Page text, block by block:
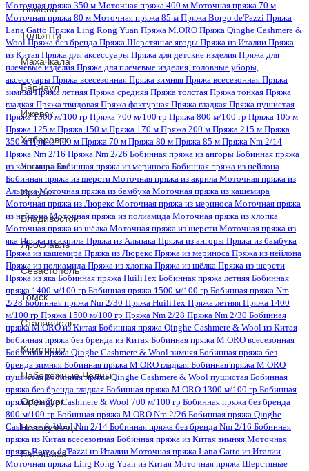
Моточная пряжа 350 м Моточная пряжа 400 м Моточная пряжа 70 м
Моточная пряжа 80 м Моточная пряжа 85 м Пряжа Borgo de'Pazzi Пряжа
Lana Gatto Пряжа Ling Rong Yuan Пряжа M.ORO Пряжа Qinghe Cashmere &
Wool Пряжа без бренда Пряжа Шерстяные ягоды Пряжа из Италии Пряжа
из Китая Пряжа для аксессуары Пряжа для детские изделия Пряжа для
плечевые изделия Пряжа для плечевые изделия, головные уборы,
аксессуары Пряжа всесезонная Пряжа зимняя Пряжа всесезонная Пряжа
зимняяПряжа летняя Пряжа средняя Пряжа толстая Пряжа тонкая Пряжа
гладкая Пряжа твидовая Пряжа фактурная Пряжа гладкая Пряжа пушистая
Пряжа 1300 м/100 гр Пряжа 700 м/100 гр Пряжа 800 м/100 гр Пряжа 105 м
Пряжа 125 м Пряжа 150 м Пряжа 170 м Пряжа 200 м Пряжа 215 м Пряжа
350 мПряжа 400 м Пряжа 70 м Пряжа 80 м Пряжа 85 м Пряжа Nm 2/14
Пряжа Nm 2/16 Пряжа Nm 2/26 Бобинная пряжа из ангоры Бобинная пряжа
из кашемираБобинная пряжа из мериноса Бобинная пряжа из нейлона
Бобинная пряжа из шерсти Моточная пряжа из акрила Моточная пряжа из
АльпакаМоточная пряжа из бамбука Моточная пряжа из кашемира
Моточная пряжа из Люрекс Моточная пряжа из мериноса Моточная пряжа
из нейлонаМоточная пряжа из полиамида Моточная пряжа из хлопка
Моточная пряжа из шёлка Моточная пряжа из шерсти Моточная пряжа из
яка Пряжа из акрила Пряжа из Альпака Пряжа из ангоры Пряжа из бамбука
Пряжа из кашемира Пряжа из Люрекс Пряжа из мериноса Пряжа из нейлона
Пряжа из полиамида Пряжа из хлопка Пряжа из шёлка Пряжа из шерсти
Пряжа из яка Бобинная пряжа HuiliTex Бобинная пряжа летняя Бобинная
пряжа 1400 м/100 гр Бобинная пряжа 1500 м/100 гр Бобинная пряжа Nm
2/28Бобинная пряжа Nm 2/30 Пряжа HuiliTex Пряжа летняя Пряжа 1400
м/100 гр Пряжа 1500 м/100 гр Пряжа Nm 2/28 Пряжа Nm 2/30 Бобинная
пряжа M.ORO из Китая Бобинная пряжа Qinghe Cashmere & Wool из Китая
Бобинная пряжа без бренда из Китая Бобинная пряжа M.ORO всесезонная
Бобинная пряжа Qinghe Cashmere & Wool зимняя Бобинная пряжа без
бренда зимняя Бобинная пряжа M.ORO гладкая Бобинная пряжа M.ORO
пушистаяБобинная пряжа Qinghe Cashmere & Wool пушистая Бобинная
пряжа без бренда гладкая Бобинная пряжа M.ORO 1300 м/100 гр Бобинная
пряжа Qinghe Cashmere & Wool 700 м/100 гр Бобинная пряжа без бренда
800 м/100 гр Бобинная пряжа M.ORO Nm 2/26 Бобинная пряжа Qinghe
Cashmere & Wool Nm 2/14 Бобинная пряжа без бренда Nm 2/16 Бобинная
пряжа из Китая всесезонная Бобинная пряжа из Китая зимняя Моточная
пряжа Borgo de'Pazzi из Италии Моточная пряжа Lana Gatto из Италии
Моточная пряжа Ling Rong Yuan из Китая Моточная пряжа Шерстяные
Тюмень
Тольятти
Махачкала
Барнаул
Ижевск
Хабаровск
Ульяновск
Иркутск
Владивосток
Ярославль
Севастополь
Томск
Ставрополь
Кемерово
Набережные Челны
Оренбург
Новокузнецк
Балашиха